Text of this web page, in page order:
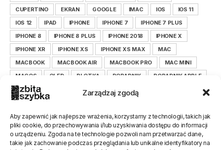
Zarządzaj zgodą
Aby zapewnić jak najlepsze wrażenia, korzystamy z technologii, takich jak
pliki cookie, do przechowywania i/lub uzyskiwania dostępu do informacji
o urządzeniu. Zgoda na te technologie pozwoli nam przetwarzać dane,
takie jak zachowanie podczas przeglądania lub unikalne identyfikatory na
CUPERTINO
EKRAN GOOGLE IMAC IOS
IOS 11
IOS 12
IPAD IPHONE IPHONE 7
IPHONE 7 PLUS
IPHONE 8
IPHONE 8 PLUS IPHONE 2018
IPHONE X
IPHONE XR
IPHONE XS IPHONE XS MAX
MAC
MACBOOK
MACBOOK AIR MACBOOK PRO
MAC MINI
MACOS
OLED PLOTKA PORADNIK
PORADNIK APPLE
PORADNIK IOS
PORADNIK IPHONE
PORADNIK ZBITASZYBKA.PL
SMARTFON
TIM COOK WYŚWIETLACZ
XIAOMI
XIAOMILEPSZE
XIAOMI POLSKA
ZBITASZYBKA
ZBITASZYBKA.PL